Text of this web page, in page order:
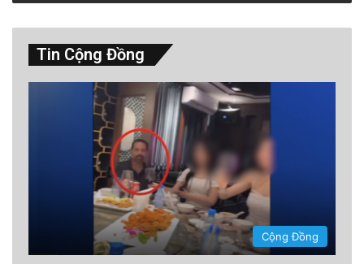
Tin Cộng Đồng
Cộng Đồng